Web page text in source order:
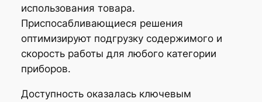
использования товара.
Приспосабливающиеся решения
оптимизируют подгрузку содержимого и
скорость работы для любого категории
приборов.
Доступность оказалась ключевым